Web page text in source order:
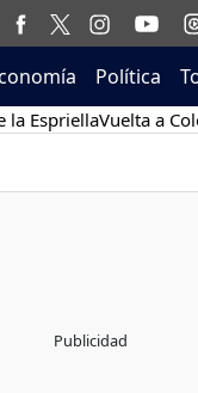
Política
la EspriellaVuelta a